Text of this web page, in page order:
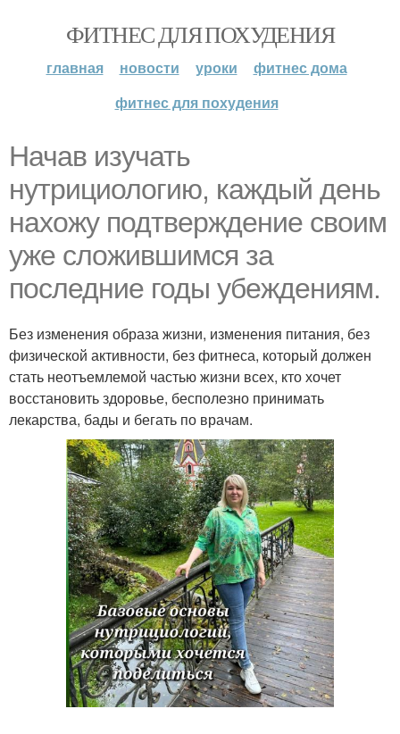
ФИТНЕС ДЛЯ ПОХУДЕНИЯ
главная новости уроки
фитнес дома
фитнес для похудения
Начав изучать
нутрициологию, каждый день
нахожу подтверждение своим
уже сложившимся за
последние годы убеждениям.
Без изменения образа жизни, изменения питания, без
физической активности, без фитнеса, который должен
стать неотъемлемой частью жизни всех, кто хочет
восстановить здоровье, бесполезно принимать
лекарства, бады и бегать по врачам.